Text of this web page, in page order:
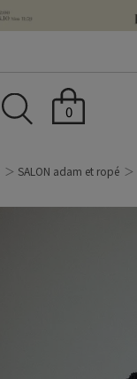
0
SALON adam et ropé